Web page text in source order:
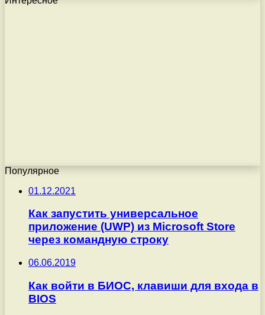
Популярное
01.12.2021
Как запустить универсальное
приложение (UWP) из Microsoft Store
через командную строку
06.06.2019
Как войти в БИОС, клавиши для входа в
BIOS